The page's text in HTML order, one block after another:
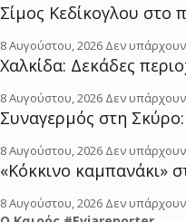
Σίμος Κεδίκογλου
8 Αυγούστου, 2026 Δεν
Χαλκίδα: Δεκάδες
8 Αυγούστου, 2026 Δεν
Συναγερμός στη
8 Αυγούστου, 2026 Δεν
«Κόκκινο καμπανάκι»
8 Αυγούστου, 2026 Δεν